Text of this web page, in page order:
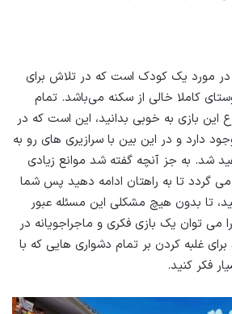
در مورد یک کودک است که در تلاش برای
کاملا خالی از سکنه می‌باشد. تمام
این بازی به خوبی بدانید، این است که در
دارد و در این بین با سرازیری های رو به
شد. به جز آنچه گفته شد موانع زیادی
گردد تا به راهتان ادامه دهید پس شما
تا بدون هیچ مشکلی این مسئله عبور
را می‌ توان یک بازی فکری و ماجراجویانه در
غلبه کردن بر تمام دشواری هایی که با
فکر کنید.